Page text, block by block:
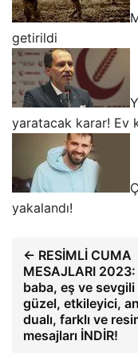
getirildi
yaratacak karar! Ev
yakalandı!
← RESİMLİ CUMA
MESAJLARI
baba, eş ve sevgili
güzel, etkileyici,
dualı, farklı ve
mesajları İNDİR!